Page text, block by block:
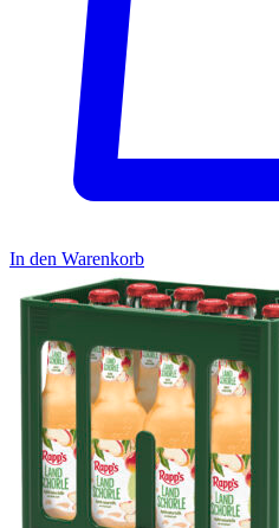
In den Warenkorb